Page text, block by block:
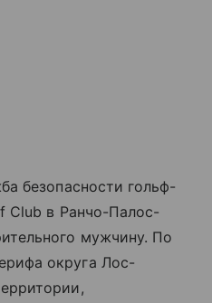
безопасности гольф-
Club в Ранчо-Палос-
мужчину. По
округа Лос-